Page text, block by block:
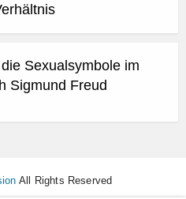
Sexualsymbole im
Sigmund Freud
All Rights Reserved